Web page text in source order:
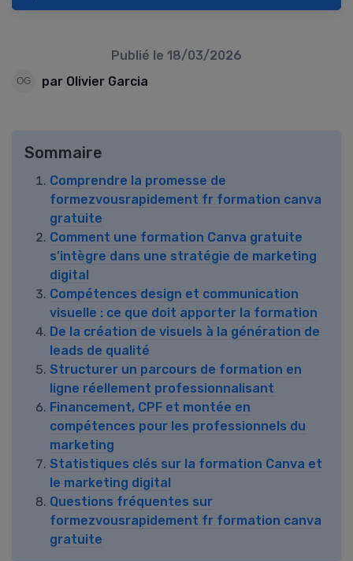
Publié le 18/03/2026
par Olivier Garcia
Sommaire
Comprendre la promesse de
formezvousrapidement fr formation canva
gratuite
Comment une formation Canva gratuite
s’intègre dans une stratégie de marketing
digital
Compétences design et communication
visuelle : ce que doit apporter la formation
De la création de visuels à la génération de
leads de qualité
Structurer un parcours de formation en
ligne réellement professionnalisant
Financement, CPF et montée en
compétences pour les professionnels du
marketing
Statistiques clés sur la formation Canva et
le marketing digital
Questions fréquentes sur
formezvousrapidement fr formation canva
gratuite